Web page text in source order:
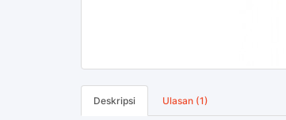
Deskripsi Ulasan (1)